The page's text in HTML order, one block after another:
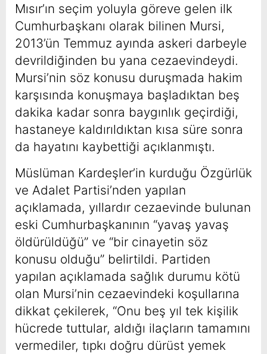
Mısır’ın seçim yoluyla göreve gelen ilk
Cumhurbaşkanı olarak bilinen Mursi,
2013’ün Temmuz ayında askeri darbeyle
devrildiğinden bu yana cezaevindeydi.
Mursi’nin söz konusu duruşmada hakim
karşısında konuşmaya başladıktan beş
dakika kadar sonra baygınlık geçirdiği,
hastaneye kaldırıldıktan kısa süre sonra
da hayatını kaybettiği açıklanmıştı.
Müslüman Kardeşler’in kurduğu Özgürlük
ve Adalet Partisi’nden yapılan
açıklamada, yıllardır cezaevinde bulunan
eski Cumhurbaşkanının “yavaş yavaş
öldürüldüğü” ve “bir cinayetin söz
konusu olduğu” belirtildi. Partiden
yapılan açıklamada sağlık durumu kötü
olan Mursi’nin cezaevindeki koşullarına
dikkat çekilerek, “Onu beş yıl tek kişilik
hücrede tuttular, aldığı ilaçların tamamını
vermediler, tıpkı doğru dürüst yemek